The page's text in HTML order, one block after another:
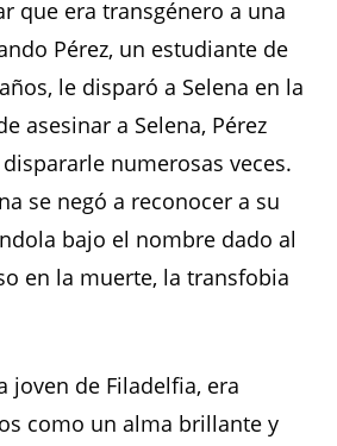
que era transgénero a una
Pérez, un estudiante de
le disparó a Selena en la
asesinar a Selena, Pérez
numerosas veces.
se negó a reconocer a su
bajo el nombre dado al
en la muerte, la transfobia
joven de Filadelfia, era
como un alma brillante y